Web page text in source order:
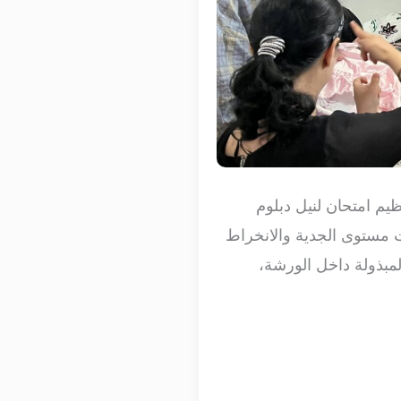
مع المديرية الإقليمية للتعاون الوطني بالدريوش، تم يوم 10 يوليو 2026 تنظيم امتحان لنيل دبلوم
مستوى الجدية والانخراط
داخل الورشة،